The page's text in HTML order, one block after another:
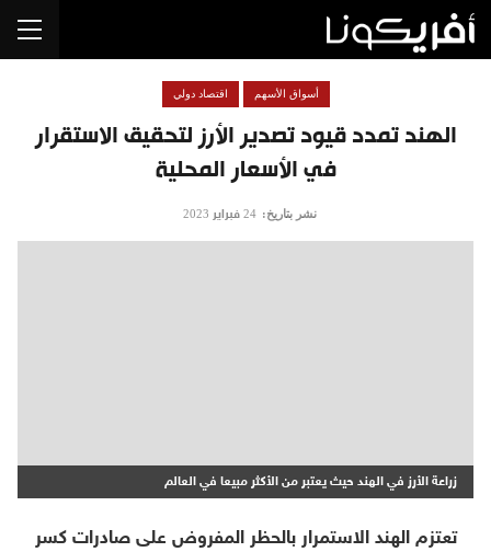
الهند تمدد قيود تصدير الأرز لتحقيق الاستقرار
في الأسعار المحلية
أسواق الأسهم اقتصاد دولي
نشر بتاريخ: 24 فبراير 2023
زراعة الأرز في الهند حيث يعتبر من الأكثر مبيعا في العالم
تعتزم الهند الاستمرار بالحظر المفروض على صادرات كسر